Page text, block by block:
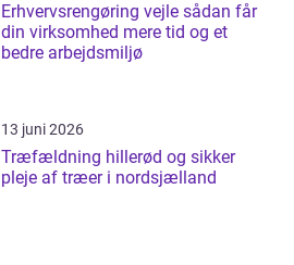
Erhvervsrengøring vejle sådan får
din virksomhed mere tid og et
bedre arbejdsmiljø
13 juni 2026
Træfældning hillerød og sikker
pleje af træer i nordsjælland